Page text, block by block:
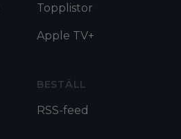
Topplistor
Apple TV+
BESTÄLL
RSS-feed